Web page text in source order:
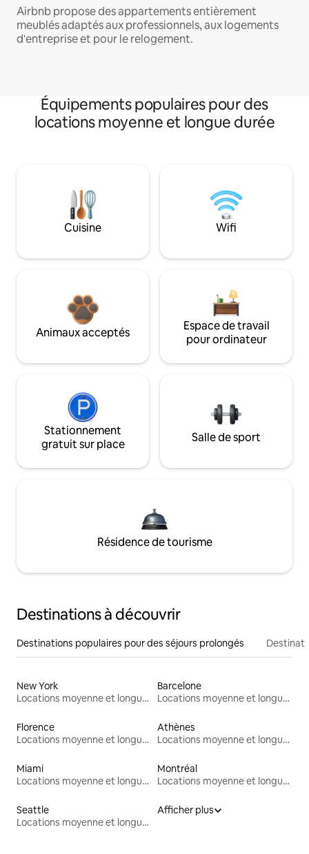
Airbnb propose des appartements entièrement
meublés adaptés aux professionnels, aux logements
d'entreprise et pour le relogement.
Équipements populaires pour des
locations moyenne et longue durée
Cuisine Wifi
Animaux acceptés
Espace de travail
pour ordinateur
Stationnement
gratuit sur place
Salle de sport
Résidence de tourisme
Destinations à découvrir
Destinations populaires pour des séjours prolongés
New York
Locations moyenne et longue durée
Barcelone
Locations moyenne et longue durée
Florence
Locations moyenne et longue durée
Athènes
Locations moyenne et longue durée
Miami
Locations moyenne et longue durée
Montréal
Locations moyenne et longue durée
Seattle
Locations moyenne et longue durée
Afficher plus